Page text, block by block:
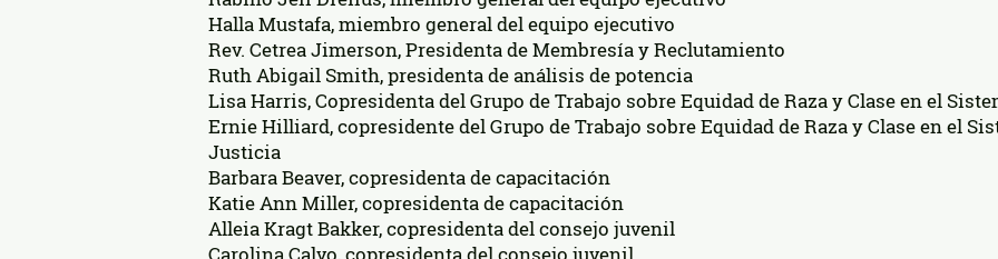
Halla Mustafa, miembro general del equipo ejecutivo​
Rev. Cetrea Jimerson, Presidenta de Membresía y Reclutamiento
Ruth Abigail Smith, presidenta de análisis de potencia
Lisa Harris, Copresidenta del Grupo de Trabajo sobre Equidad de Raza y Clase en el
Ernie Hilliard, copresidente del Grupo de Trabajo sobre Equidad de Raza y Clase en el
Justicia
Barbara Beaver, copresidenta de capacitación
Katie Ann Miller, copresidenta de capacitación
Alleia Kragt Bakker, copresidenta del consejo juvenil